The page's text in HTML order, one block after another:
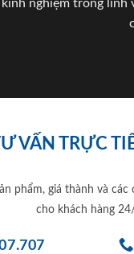
nghiệm trong
VẤN TRỰC
phẩm, giá thành và các
cho khách hàng